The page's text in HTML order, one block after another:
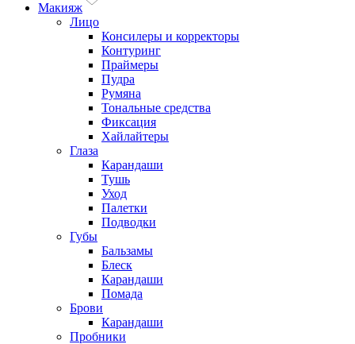
Макияж
Лицо
Консилеры и корректоры
Контуринг
Праймеры
Пудра
Румяна
Тональные средства
Фиксация
Хайлайтеры
Глаза
Карандаши
Тушь
Уход
Палетки
Подводки
Губы
Бальзамы
Блеск
Карандаши
Помада
Брови
Карандаши
Пробники